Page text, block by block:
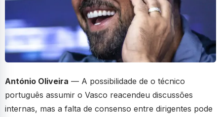
António Oliveira — A possibilidade de o técnico
português assumir o Vasco reacendeu discussões
internas, mas a falta de consenso entre dirigentes pode